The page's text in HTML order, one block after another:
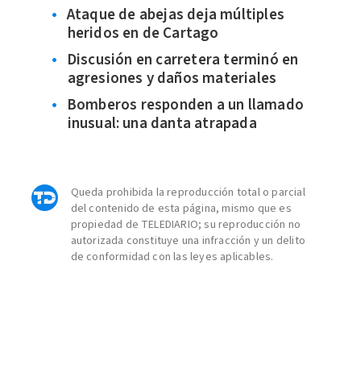
Ataque de abejas deja múltiples
heridos en de Cartago
Discusión en carretera terminó en
agresiones y daños materiales
Bomberos responden a un llamado
inusual: una danta atrapada
Queda prohibida la reproducción total o parcial
del contenido de esta página, mismo que es
propiedad de TELEDIARIO; su reproducción no
autorizada constituye una infracción y un delito
de conformidad con las leyes aplicables.